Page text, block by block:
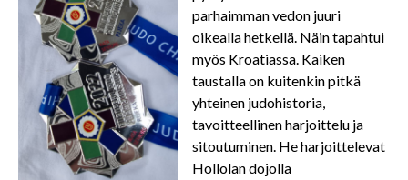
parhaimman vedon juuri
oikealla hetkellä. Näin tapahtui
myös Kroatiassa. Kaiken
taustalla on kuitenkin pitkä
yhteinen judohistoria,
tavoitteellinen harjoittelu ja
sitoutuminen. He harjoittelevat
Hollolan dojolla